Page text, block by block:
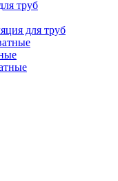
труб
для труб